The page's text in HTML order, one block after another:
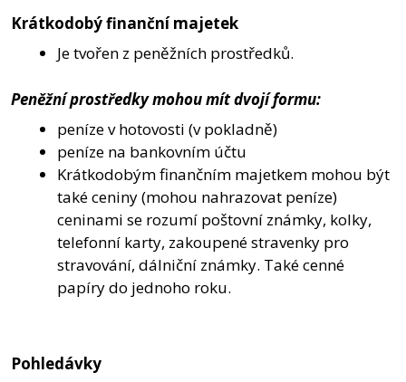
Krátkodobý finanční majetek
Je tvořen z peněžních prostředků.
Peněžní prostředky mohou mít dvojí formu:
peníze v hotovosti (v pokladně)
peníze na bankovním účtu
Krátkodobým finančním majetkem mohou být
také ceniny (mohou nahrazovat peníze)
ceninami se rozumí poštovní známky, kolky,
telefonní karty, zakoupené stravenky pro
stravování, dálniční známky. Také cenné
papíry do jednoho roku.
Pohledávky